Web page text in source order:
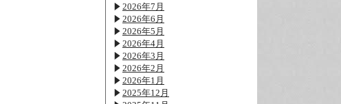
2026年7月
2026年6月
2026年5月
2026年4月
2026年3月
2026年2月
2026年1月
2025年12月